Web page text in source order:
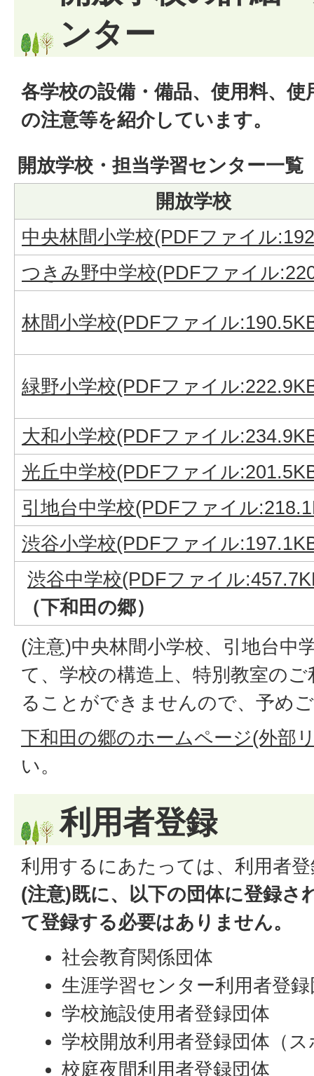
ンター
各学校の設備・備品、使用料、使
の注意等を紹介しています。
開放学校・担当学習センター一覧
開放学校
中央林間小学校(PDFファイル
つきみ野中学校(PDFファイル
林間小学校(PDFファイル
緑野小学校(PDFファイル
大和小学校(PDFファイル
光丘中学校(PDFファイル
引地台中学校(PDFファイル
渋谷小学校(PDFファイル
渋谷中学校(PDFファイル
（下和田の郷）
(注意)中央林間小学校、引地台中
て、学校の構造上、特別教室の
ることができませんので、予め
下和田の郷のホームページ(外部
い。
利用者登録
利用するにあたっては、利用者
(注意)既に、以下の団体に登録さ
て登録する必要はありません。
社会教育関係団体
生涯学習センター利用者登
学校施設使用者登録団体
学校開放利用者登録団体（
校庭夜間利用者登録団体